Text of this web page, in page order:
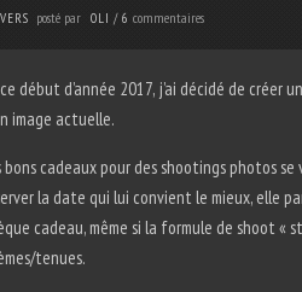
posté par OLI / 6 commentaires
ce début d’année 2017, j’ai décidé de
image actuelle.
bons cadeaux pour des shootings photos
la date qui lui convient le mieux, elle
cadeau, même si la formule de shoot «
tenues.